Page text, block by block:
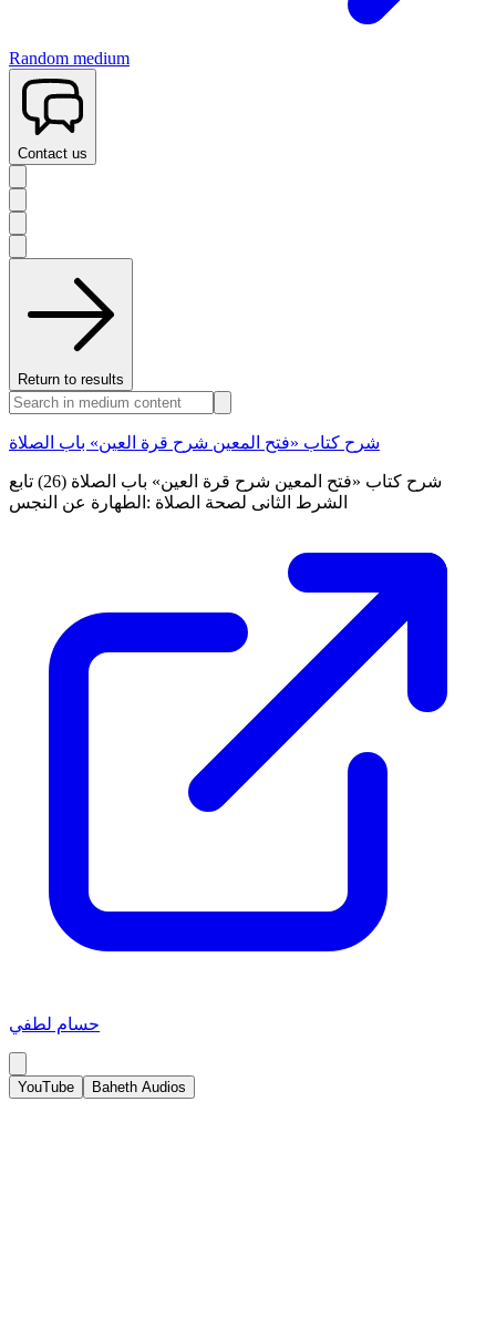
Random medium
Contact us
Return to results
شرح كتاب «فتح المعين شرح قرة العين» باب الصلاة
شرح كتاب «فتح المعين شرح قرة العين» باب الصلاة (26) تابع
الشرط الثانى لصحة الصلاة :الطهارة عن النجس
حسام لطفي
YouTube Baheth Audios